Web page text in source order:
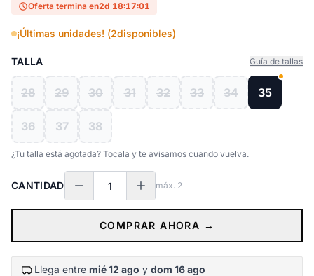
Oferta termina en2d 18:17:01
¡Últimas unidades! (2disponibles)
TALLA Guía de tallas
28 29 30 31 32 33 34 35
36 37 38
¿Tu talla está agotada? Tocala y te avisamos cuando vuelva.
CANTIDAD máx. 2
COMPRAR AHORA →
Llega entre mié 12 ago y dom 16 ago